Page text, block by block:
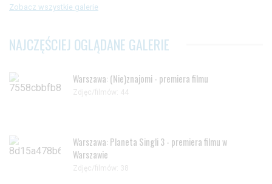
Zobacz wszystkie galerie
NAJCZĘŚCIEJ OGLĄDANE GALERIE
Warszawa: (Nie)znajomi - premiera filmu
Zdjęc/filmów: 44
Warszawa: Planeta Singli 3 - premiera filmu w
Warszawie
Zdjęc/filmów: 38